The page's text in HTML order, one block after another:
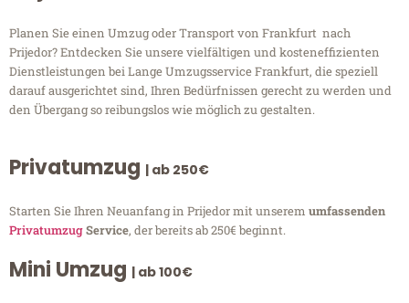
Planen Sie einen Umzug oder Transport von Frankfurt nach
Prijedor? Entdecken Sie unsere vielfältigen und kosteneffizienten
Dienstleistungen bei Lange Umzugsservice Frankfurt, die speziell
darauf ausgerichtet sind, Ihren Bedürfnissen gerecht zu werden und
den Übergang so reibungslos wie möglich zu gestalten.
Privatumzug | ab 250€
Starten Sie Ihren Neuanfang in Prijedor mit unserem umfassenden
PrivatumzugService, der bereits ab 250€ beginnt.
Mini Umzug | ab 100€